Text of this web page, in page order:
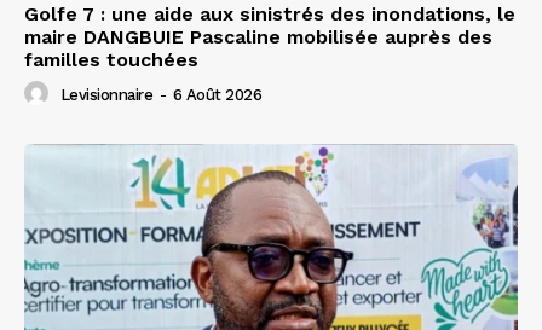
Golfe 7 : une aide aux sinistrés des inondations, le
maire DANGBUIE Pascaline mobilisée auprès des
familles touchées
Levisionnaire - 6 Août 2026